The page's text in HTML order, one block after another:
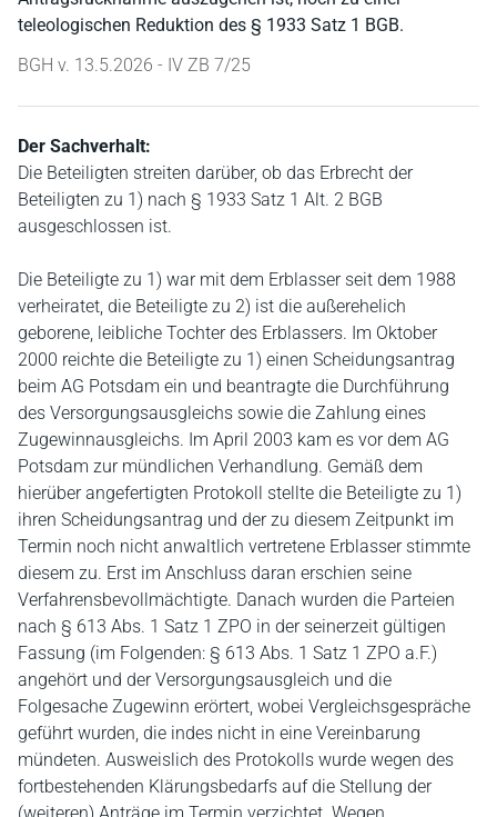
teleologischen Reduktion des § 1933 Satz 1 BGB.
BGH v. 13.5.2026 - IV ZB 7/25
Der Sachverhalt:
Die Beteiligten streiten darüber, ob das Erbrecht der
Beteiligten zu 1) nach § 1933 Satz 1 Alt. 2 BGB
ausgeschlossen ist.
Die Beteiligte zu 1) war mit dem Erblasser seit dem 1988
verheiratet, die Beteiligte zu 2) ist die außerehelich
geborene, leibliche Tochter des Erblassers. Im Oktober
2000 reichte die Beteiligte zu 1) einen Scheidungsantrag
beim AG Potsdam ein und beantragte die Durchführung
des Versorgungsausgleichs sowie die Zahlung eines
Zugewinnausgleichs. Im April 2003 kam es vor dem AG
Potsdam zur mündlichen Verhandlung. Gemäß dem
hierüber angefertigten Protokoll stellte die Beteiligte zu 1)
ihren Scheidungsantrag und der zu diesem Zeitpunkt im
Termin noch nicht anwaltlich vertretene Erblasser stimmte
diesem zu. Erst im Anschluss daran erschien seine
Verfahrensbevollmächtigte. Danach wurden die Parteien
nach § 613 Abs. 1 Satz 1 ZPO in der seinerzeit gültigen
Fassung (im Folgenden: § 613 Abs. 1 Satz 1 ZPO a.F.)
angehört und der Versorgungsausgleich und die
Folgesache Zugewinn erörtert, wobei Vergleichsgespräche
geführt wurden, die indes nicht in eine Vereinbarung
mündeten. Ausweislich des Protokolls wurde wegen des
fortbestehenden Klärungsbedarfs auf die Stellung der